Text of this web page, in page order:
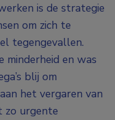
is de strategie
om zich te
tegengevallen.
minderheid en was
blij om
het vergaren van
zo urgente